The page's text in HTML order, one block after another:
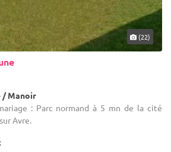
(22)
/ Manoir
: Parc normand à 5 mn de la cité
Avre.